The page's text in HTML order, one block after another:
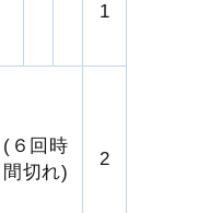
1
(６回時
間切れ)
2